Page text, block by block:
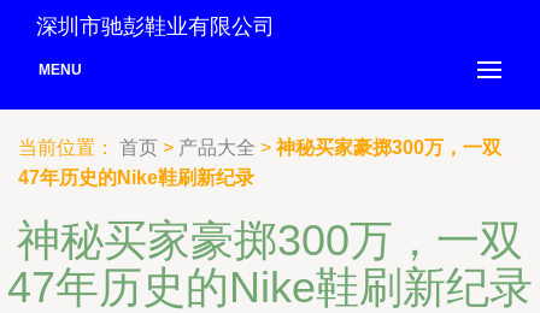
深圳市驰彭鞋业有限公司
MENU
当前位置： 首页 > 产品大全 > 神秘买家豪掷300万，一双
47年历史的Nike鞋刷新纪录
神秘买家豪掷300万，一双
47年历史的Nike鞋刷新纪录